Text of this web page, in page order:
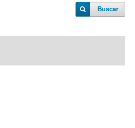
Buscar